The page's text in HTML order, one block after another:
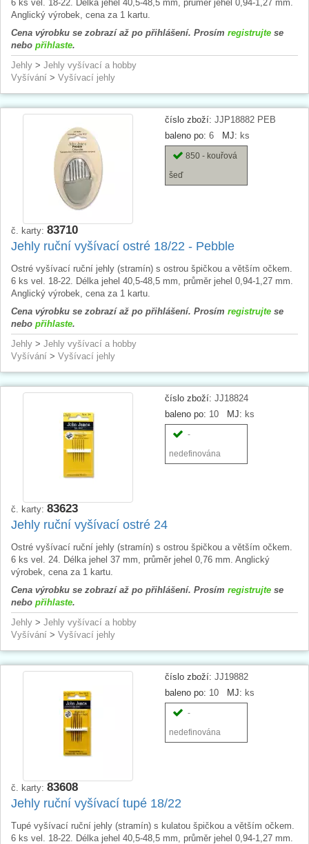
6 ks vel. 18-22. Délka jehel 40,5-48,5 mm, průměr jehel 0,94-1,27 mm.
Anglický výrobek, cena za 1 kartu.
Cena výrobku se zobrazí až po přihlášení. Prosím registrujte se
nebo přihlaste.
Jehly > Jehly vyšívací a hobby
Vyšívání > Vyšívací jehly
číslo zboží: JJP18882 PEB
baleno po: 6 MJ: ks
850 - kouřová
šeď
č. karty: 83710
Jehly ruční vyšívací ostré 18/22 - Pebble
Ostré vyšívací ruční jehly (stramín) s ostrou špičkou a větším očkem.
6 ks vel. 18-22. Délka jehel 40,5-48,5 mm, průměr jehel 0,94-1,27 mm.
Anglický výrobek, cena za 1 kartu.
Cena výrobku se zobrazí až po přihlášení. Prosím registrujte se
nebo přihlaste.
Jehly > Jehly vyšívací a hobby
Vyšívání > Vyšívací jehly
číslo zboží: JJ18824
baleno po: 10 MJ: ks
-
nedefinována
č. karty: 83623
Jehly ruční vyšívací ostré 24
Ostré vyšívací ruční jehly (stramín) s ostrou špičkou a větším očkem.
6 ks vel. 24. Délka jehel 37 mm, průměr jehel 0,76 mm. Anglický
výrobek, cena za 1 kartu.
Cena výrobku se zobrazí až po přihlášení. Prosím registrujte se
nebo přihlaste.
Jehly > Jehly vyšívací a hobby
Vyšívání > Vyšívací jehly
číslo zboží: JJ19882
baleno po: 10 MJ: ks
-
nedefinována
č. karty: 83608
Jehly ruční vyšívací tupé 18/22
Tupé vyšívací ruční jehly (stramín) s kulatou špičkou a větším očkem.
6 ks vel. 18-22. Délka jehel 40,5-48,5 mm, průměr jehel 0,94-1,27 mm.